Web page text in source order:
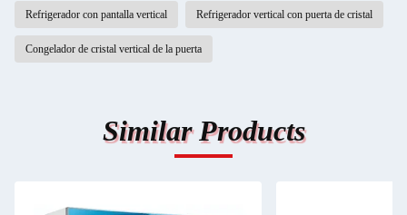
Refrigerador con pantalla vertical Refrigerador vertical con puerta de cristal
Congelador de cristal vertical de la puerta
Similar Products